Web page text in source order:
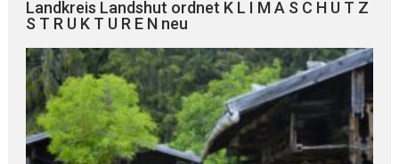
Landkreis Landshut ordnet K L I M A S C H U T Z
S T R U K T U R E N neu